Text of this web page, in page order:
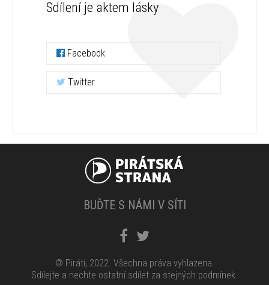
Sdílení je aktem lásky
Facebook
Twitter
BUĎTE S NÁMI V SÍTI
© Piráti, 2022. Všechna práva vyhlazena.
Sdílejte a nechte ostatní sdílet za stejných podmínek.